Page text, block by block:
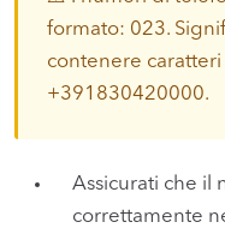
formato: 023.
contenere
+391830420000.
Assicurati che il
correttamente